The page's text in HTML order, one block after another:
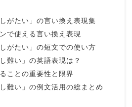
がたい」の言い換え表現集
で使える言い換え表現
がたい」の短文での使い方
難い」の英語表現は？
ことの重要性と限界
難い」の例文活用の総まとめ